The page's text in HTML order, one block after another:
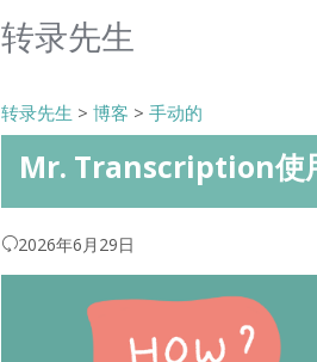
转录先生
转录先生 > 博客 > 手动的
Mr. Transcription使
2026年6月29日